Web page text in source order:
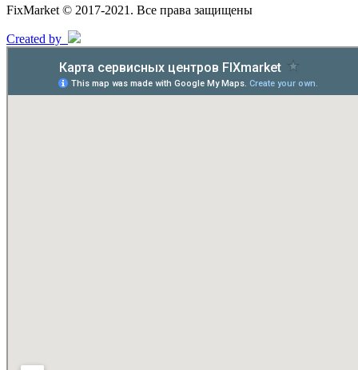
FixMarket © 2017-2021. Все права защищены
Created by